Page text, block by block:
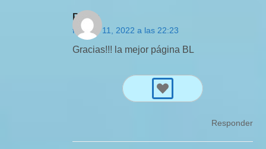
Pedro
febrero 11, 2022 a las 22:23
Gracias!!! la mejor página BL
Responder